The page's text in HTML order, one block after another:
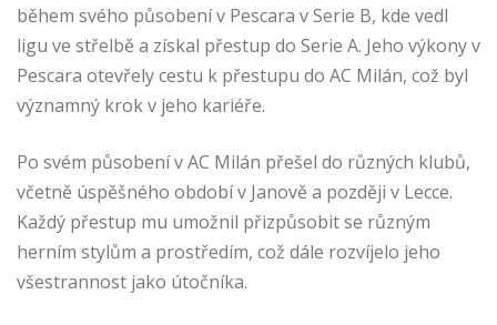
během svého působení v Pescara v Serie B, kde vedl
ligu ve střelbě a získal přestup do Serie A. Jeho výkony v
Pescara otevřely cestu k přestupu do AC Milán, což byl
významný krok v jeho kariéře.
Po svém působení v AC Milán přešel do různých klubů,
včetně úspěšného období v Janově a později v Lecce.
Každý přestup mu umožnil přizpůsobit se různým
herním stylům a prostředím, což dále rozvíjelo jeho
všestrannost jako útočníka.